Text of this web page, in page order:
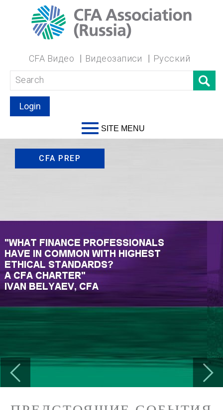
CFA Видео Видеозаписи Русский
Login
SITE MENU
CFA PREP
Previous